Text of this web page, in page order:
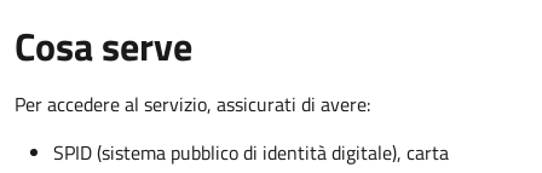
Cosa serve
Per accedere al servizio, assicurati di avere:
SPID (sistema pubblico di identità digitale), carta